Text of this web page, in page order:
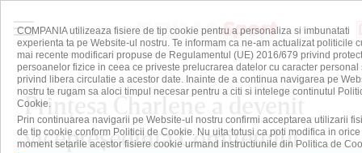
Prinţesa Charlene a devenit
vicepreşedinta Comitetului
COMPANIA utilizeaza fisiere de tip cookie pentru a personaliza si imbunatati
experienta ta pe Website-ul nostru. Te informam ca ne-am actualizat politicile
mai recente modificari propuse de Regulamentul (UE) 2016/679 privind
persoanelor fizice in ceea ce priveste prelucrarea datelor cu caracter personal
privind libera circulatie a acestor date. Inainte de a continua navigarea pe
nostru te rugam sa aloci timpul necesar pentru a citi si intelege continutul
Cookie.
Prin continuarea navigarii pe Website-ul nostru confirmi acceptarea utilizarii
de tip cookie conform Politicii de Cookie. Nu uita totusi ca poti modifica in orice
moment setarile acestor fisiere cookie urmand instructiunile din Politica de